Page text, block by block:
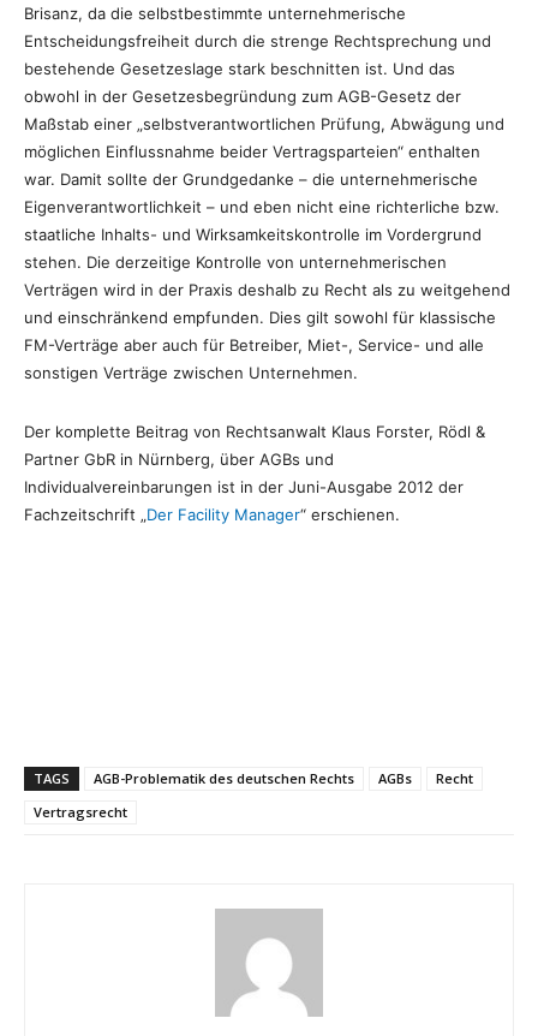
Brisanz, da die selbstbestimmte unternehmerische
Entscheidungsfreiheit durch die strenge Rechtsprechung und
bestehende Gesetzeslage stark beschnitten ist. Und das
obwohl in der Gesetzesbegründung zum AGB-Gesetz der
Maßstab einer „selbstverantwortlichen Prüfung, Abwägung und
möglichen Einflussnahme beider Vertragsparteien“ enthalten
war. Damit sollte der Grundgedanke – die unternehmerische
Eigenverantwortlichkeit – und eben nicht eine richterliche bzw.
staatliche Inhalts- und Wirksamkeitskontrolle im Vordergrund
stehen. Die derzeitige Kontrolle von unternehmerischen
Verträgen wird in der Praxis deshalb zu Recht als zu weitgehend
und einschränkend empfunden. Dies gilt sowohl für klassische
FM-Verträge aber auch für Betreiber, Miet-, Service- und alle
sonstigen Verträge zwischen Unternehmen.
Der komplette Beitrag von Rechtsanwalt Klaus Forster, Rödl &
Partner GbR in Nürnberg, über AGBs und
Individualvereinbarungen ist in der Juni-Ausgabe 2012 der
Fachzeitschrift „Der Facility Manager“ erschienen.
TAGS AGB-Problematik des deutschen Rechts AGBs
Recht
Vertragsrecht